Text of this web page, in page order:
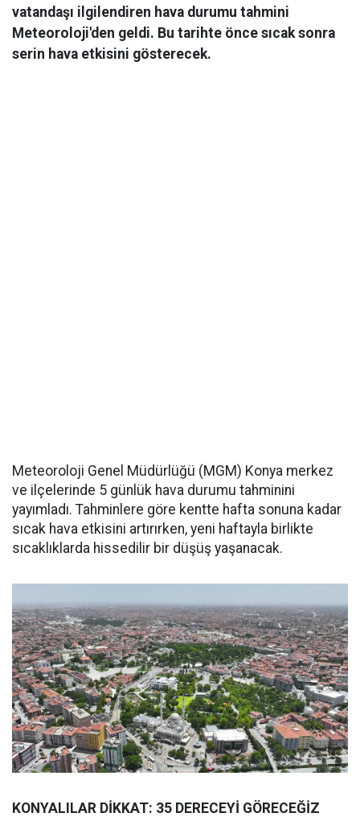
vatandaşı ilgilendiren hava durumu tahmini
Meteoroloji'den geldi. Bu tarihte önce sıcak sonra
serin hava etkisini gösterecek.
Meteoroloji Genel Müdürlüğü (MGM) Konya merkez
ve ilçelerinde 5 günlük hava durumu tahminini
yayımladı. Tahminlere göre kentte hafta sonuna kadar
sıcak hava etkisini artırırken, yeni haftayla birlikte
sıcaklıklarda hissedilir bir düşüş yaşanacak.
KONYALILAR DİKKAT: 35 DERECEYİ GÖRECEĞİZ